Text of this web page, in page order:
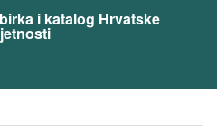
i katalog Hrvatske